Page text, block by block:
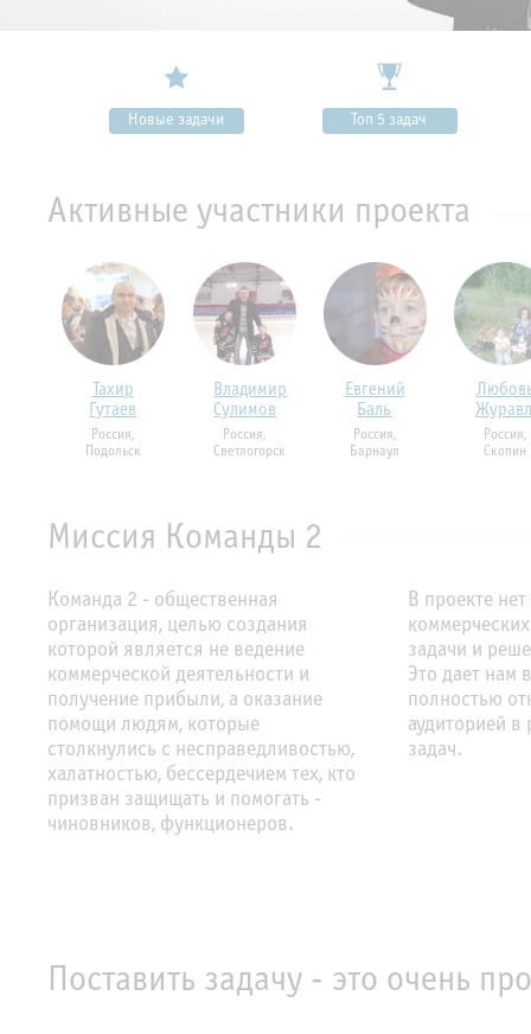
Новые задачи Топ 5 задач
Активные участники проекта
Тахир
Гутаев
Россия,
Подольск
Владимир
Сулимов
Россия,
Светлогорск
Евгений
Баль
Россия,
Барнаул
Россия,
Скопин
Миссия Команды 2
Команда 2 - общественная
организация, целью создания
которой является не ведение
коммерческой деятельности и
получение прибыли, а оказание
помощи людям, которые
столкнулись с несправедливостью,
халатностью, бессердечием тех, кто
призван защищать и помогать -
чиновников, функционеров.
В проекте
задачи и
Это дает нам
полностью
аудиторией
задач.
Поставить задачу - это очень